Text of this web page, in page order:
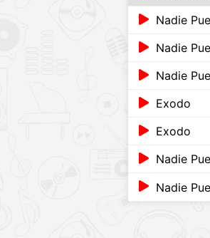
Nadie
Nadie
Nadie
Exodo
Exodo
Nadie
Nadie